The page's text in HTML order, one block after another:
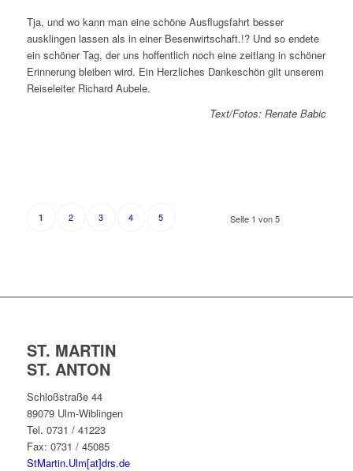
Tja, und wo kann man eine schöne Ausflugsfahrt besser
ausklingen lassen als in einer Besenwirtschaft.!? Und so endete
ein schöner Tag, der uns hoffentlich noch eine zeitlang in schöner
Erinnerung bleiben wird. Ein Herzliches Dankeschön gilt unserem
Reiseleiter Richard Aubele.
Text/Fotos: Renate Babic
Seite 1 von 5
1 2 3 4 5
ST. MARTIN
ST. ANTON
Schloßstraße 44
89079 Ulm-Wiblingen
Tel. 0731 / 41223
Fax: 0731 / 45085
StMartin.Ulm[at]drs.de